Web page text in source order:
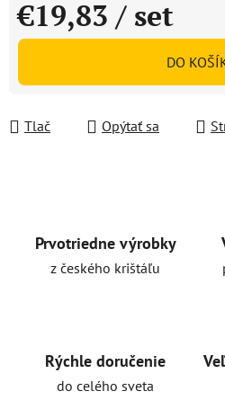
€19,83 / set
Jednotková cena:
DO
Tlač Opýtať sa
Prvotriedne výrobky
z českého krištáľu
Rýchle doručenie
do celého sveta